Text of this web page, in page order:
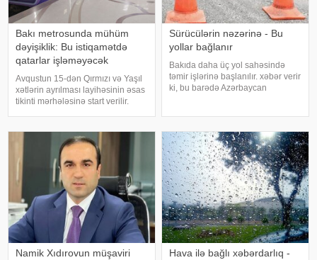
Bakı metrosunda mühüm
dəyişiklik: Bu istiqamətdə
qatarlar işləməyəcək
Avqustun 15-dən Qırmızı və Yaşıl
xətlərin ayrılması layihəsinin əsas
tikinti mərhələsinə start verilir.
yayıb. . Bildirilib ki, 10-11 aylıq
tikinti müddətind
Sürücülərin nəzərinə - Bu
yollar bağlanır
Bakıda daha üç yol sahəsində
təmir işlərinə başlanılır. xəbər verir
ki, bu barədə Azərbaycan
küçələrdə nəqliyyat vasitələrini
Namik Xıdırovun müşaviri
Hava ilə bağlı xəbərdarlıq -